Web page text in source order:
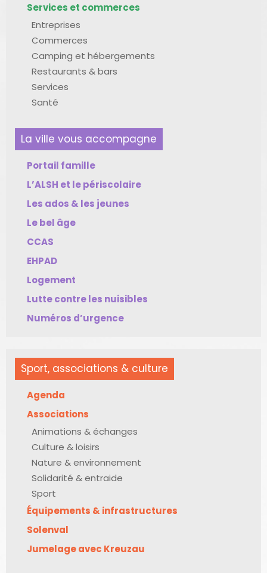
Services et commerces
Entreprises
Commerces
Camping et hébergements
Restaurants & bars
Services
Santé
La ville vous accompagne
Portail famille
L’ALSH et le périscolaire
Les ados & les jeunes
Le bel âge
CCAS
EHPAD
Logement
Lutte contre les nuisibles
Numéros d’urgence
Sport, associations & culture
Agenda
Associations
Animations & échanges
Culture & loisirs
Nature & environnement
Solidarité & entraide
Sport
Équipements & infrastructures
Solenval
Jumelage avec Kreuzau